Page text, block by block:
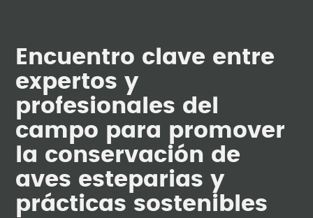
Encuentro clave entre
expertos y
profesionales del
campo para promover
la conservación de
aves esteparias y
prácticas sostenibles